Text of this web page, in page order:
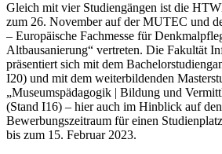
Gleich mit vier Studiengängen ist die
zum 26. November auf der MUTEC und
– Europäische Fachmesse für
Altbausanierung“ vertreten. Die Fakultät
präsentiert sich mit dem
I20) und mit dem weiterbildenden
„Museumspädagogik | Bildung und
(Stand I16) – hier auch im Hinblick auf
Bewerbungszeitraum für einen
bis zum 15. Februar 2023.